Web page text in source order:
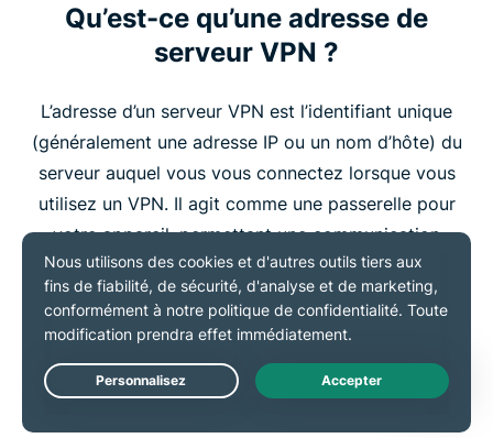
Qu’est-ce qu’une adresse de
serveur VPN ?
L’adresse d’un serveur VPN est l’identifiant unique
(généralement une adresse IP ou un nom d’hôte) du
serveur auquel vous vous connectez lorsque vous
utilisez un VPN. Il agit comme une passerelle pour
votre appareil, permettant une communication
sécurisée et chiffrée entre votre appareil et Internet.
L’adresse du serveur garantit que votre trafic est
acheminé correctement et vous permet de donner
l’emplacement du serveur.
Live Chat